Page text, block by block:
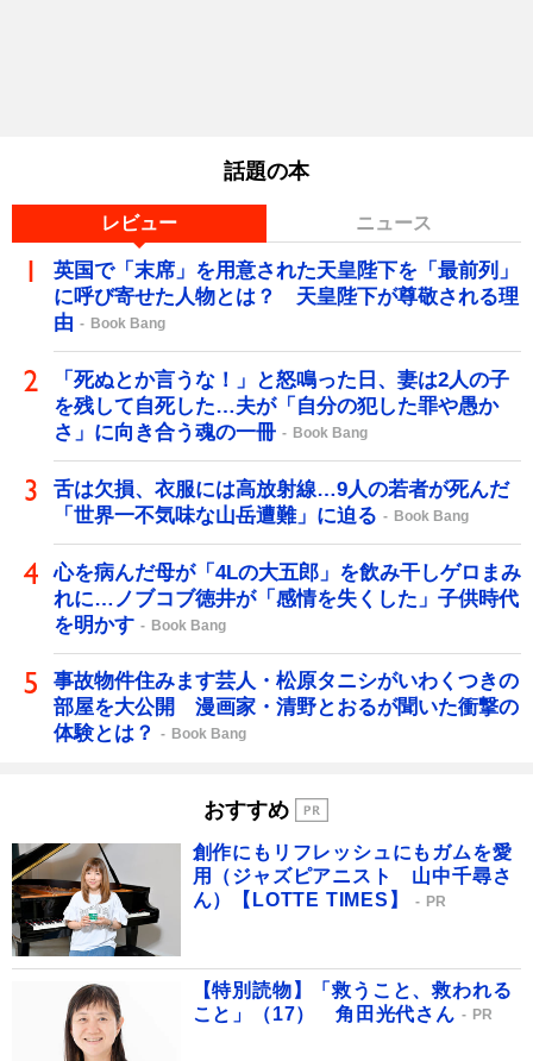
話題の本
レビュー ニュース
英国で「末席」を用意された天皇陛下を「最前列」
に呼び寄せた人物とは？ 天皇陛下が尊敬される理
由
Book Bang
「死ぬとか言うな！」と怒鳴った日、妻は2人の子
を残して自死した…夫が「自分の犯した罪や愚か
さ」に向き合う魂の一冊
Book Bang
舌は欠損、衣服には高放射線…9人の若者が死んだ
「世界一不気味な山岳遭難」に迫る
Book Bang
心を病んだ母が「4Lの大五郎」を飲み干しゲロまみ
れに…ノブコブ徳井が「感情を失くした」子供時代
を明かす
Book Bang
事故物件住みます芸人・松原タニシがいわくつきの
部屋を大公開 漫画家・清野とおるが聞いた衝撃の
体験とは？
Book Bang
おすすめ
創作にもリフレッシュにもガムを愛
用（ジャズピアニスト 山中千尋さ
ん）【LOTTE TIMES】
PR
【特別読物】「救うこと、救われる
こと」（17） 角田光代さん
PR